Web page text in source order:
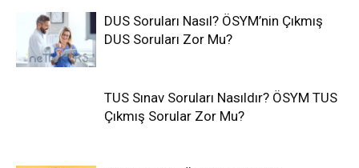
DUS Soruları Nasıl? ÖSYM’nin Çıkmış
DUS Soruları Zor Mu?
TUS Sınav Soruları Nasıldır? ÖSYM TUS
Çıkmış Sorular Zor Mu?